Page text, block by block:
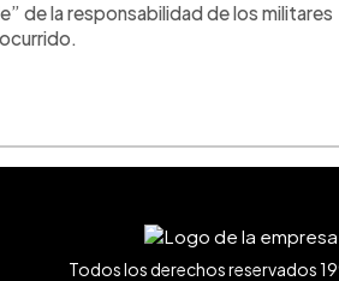
de la responsabilidad de los militares
Todos los derechos reservados